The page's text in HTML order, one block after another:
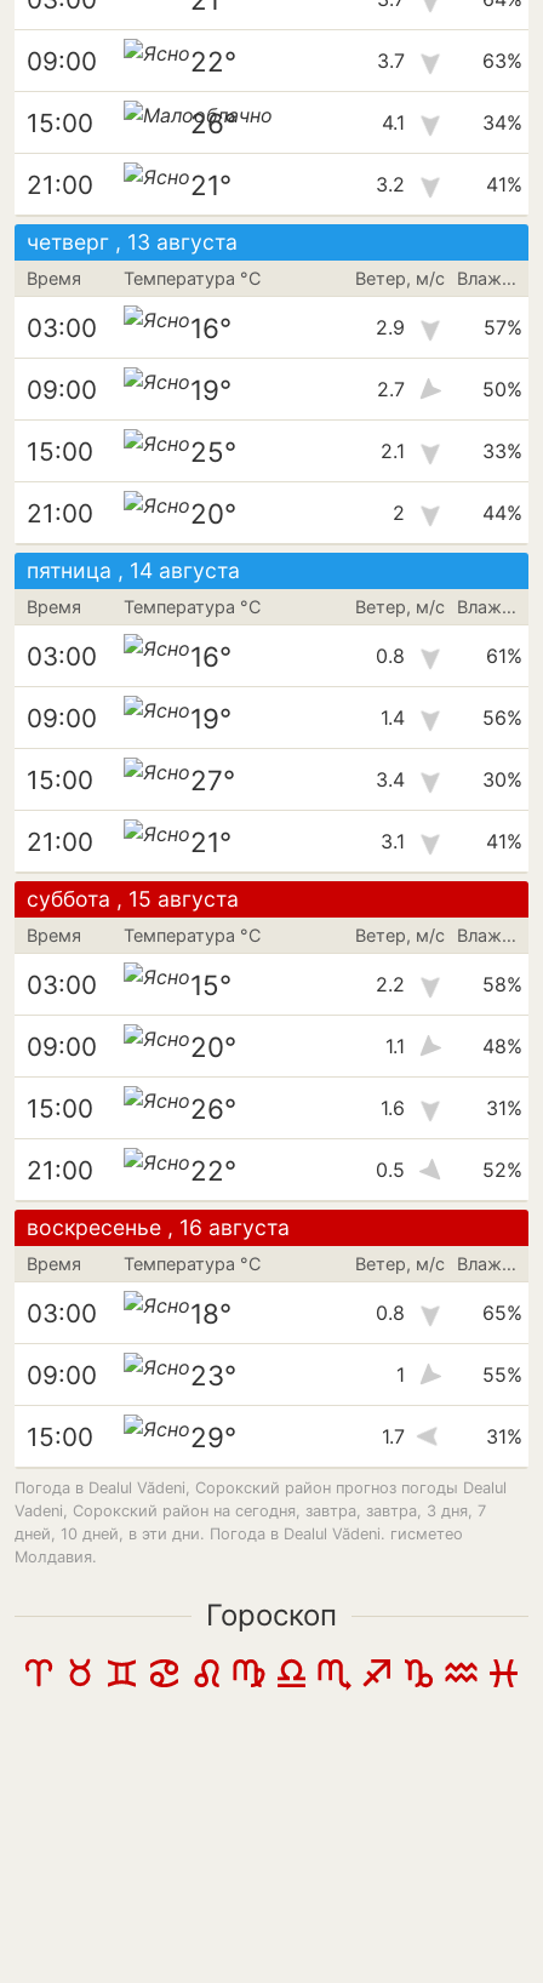
09:00 22° 3.7 63%
15:00 26° 4.1 34%
21:00 21° 3.2 41%
четверг , 13 августа
Время Температура °C Ветер, м/с Влажность
03:00 16° 2.9 57%
09:00 19° 2.7 50%
15:00 25° 2.1 33%
21:00 20° 2 44%
пятница , 14 августа
Время Температура °C Ветер, м/с Влажность
03:00 16° 0.8 61%
09:00 19° 1.4 56%
15:00 27° 3.4 30%
21:00 21° 3.1 41%
суббота , 15 августа
Время Температура °C Ветер, м/с Влажность
03:00 15° 2.2 58%
09:00 20° 1.1 48%
15:00 26° 1.6 31%
21:00 22° 0.5 52%
воскресенье , 16 августа
Время Температура °C Ветер, м/с Влажность
03:00 18° 0.8 65%
09:00 23° 1 55%
15:00 29° 1.7 31%
Погода в Dealul Vădeni, Сорокский район прогноз погоды Dealul
Vadeni, Сорокский район на сегодня, завтра, завтра, 3 дня, 7
дней, 10 дней, в эти дни. Погода в Dealul Vădeni. гисметео
Молдавия.
Гороскоп